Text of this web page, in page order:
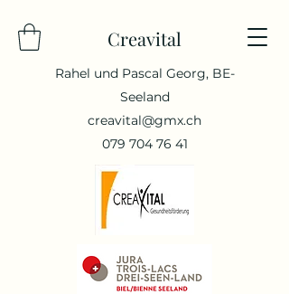
Creavital
Rahel und Pascal Georg, BE-
Seeland
creavital@gmx.ch
079 704 76 41